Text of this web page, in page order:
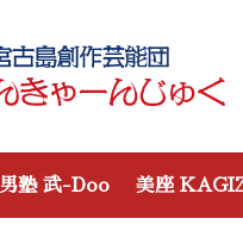
男塾 武-Doo 美座